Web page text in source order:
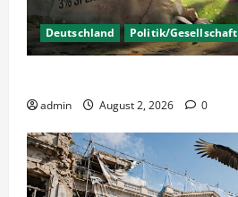
Deutschland Politik/Gesellschaft
admin August 2, 2026 0